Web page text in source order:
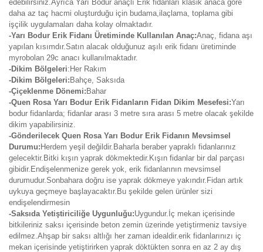
edebilirsiniz.Ayrıca Yarı Bodur anaçlı Erik fidanları klasik anaca göre
daha az taç hacmi oluşturduğu için budama,ilaçlama, toplama gibi
işçilik uygulamaları daha kolay olmaktadır.
-Yarı Bodur Erik Fidanı Üretiminde Kullanılan Anaç:Anaç, fidana aşı
yapılan kısımdır.Satın alacak olduğunuz aşılı erik fidanı üretiminde
myrobolan 29c anacı kullanılmaktadır.
-Dikim Bölgeleri:Her Rakım
-Dikim Bölgeleri: Bahçe, Saksıda
-Çiçeklenme Dönemi: Bahar
-Quen Rosa Yarı Bodur Erik Fidanların Fidan Dikim Mesefesi:Yarı
bodur fidanlarda; fidanlar arası 3 metre sıra arası 5 metre olacak şekilde
dikim yapabilirsiniz.
-Gönderilecek Quen Rosa Yarı Bodur Erik Fidanın Mevsimsel
Durumu: Herdem yeşil değildir.Baharla beraber yapraklı fidanlarınız
gelecektir.Bitki kışın yaprak dökmektedir.Kışın fidanlar bir dal parçası
gibidir.Endişelenmenize gerek yok, erik fidanlarının mevsimsel
durumudur.Sonbahara doğru ise yaprak dökmeye yakındır.Fidan artık
uykuya geçmeye başlayacaktır.Bu şekilde gelen ürünler sizi
endişelendirmesin
-Saksıda Yetiştiriciliğe Uygunluğu:Uygundur.İç mekan içerisinde
bitkileriniz saksı içerisinde beton zemin üzerinde yetiştirmeniz tavsiye
edilmez.Ahşap bir saksı altlığı her zaman idealdir.erik fidanlarınızı iç
mekan içerisinde yetiştirirken yaprak döktükten sonra en az 2 ay dış